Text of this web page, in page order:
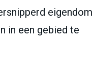
eigendom
in een gebied te